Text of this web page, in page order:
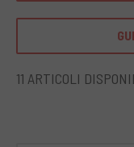
Ideale per l'uso
dimensioni compatte
presta anche a
alla sua versatilità.
livello di fotografia,
11 ARTICOLI